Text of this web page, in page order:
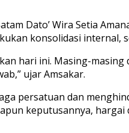
Dato’ Wira Setia
konsolidasi internal,
hari ini. Masing-
ujar Amsakar.
persatuan dan
keputusannya, hargai